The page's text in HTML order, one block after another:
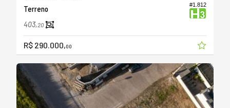
#1.812
Terreno
403,20
R$ 290.000,00